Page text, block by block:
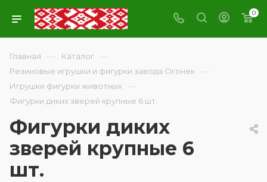
0
Главная — Каталог —
Резиновые игрушки и фигурки завода Огонек —
Игрушки фигурки животных —
Фигурки диких зверей крупные 6 шт.
Фигурки диких
зверей крупные 6
шт.